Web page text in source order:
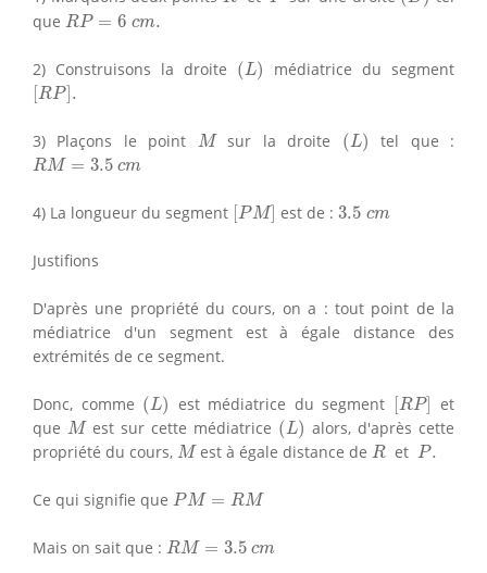
que RP = 6 cm.
RP= m.
2) Construisons la droite (L)
(L) médiatrice du segment
[RP].
[RP].
3) Plaçons le point M
Msur la droite (L)
(L) tel que :
RM = 3.5 cm
RM= 3.5 cm
4) La longueur du segment [PM]
[PM] est de :3.5 cm
3.5 cm
Justifions
D'après une propriété du cours, on a : tout point de la
médiatrice d'un segment est à égale distance des
extrémités de ce segment.
Donc, comme (L)
(L) est médiatrice du segment [RP]
[RP] et
que M
Mest sur cette médiatrice (L)
(L)
alors, d'après cette
propriété du cours, M
Mest à égale distance de R
R et P.
P.
Ce qui signifie que PM = RM
PM= M
Mais on sait que : RM = 3.5 cm
RM= 3.5 cm